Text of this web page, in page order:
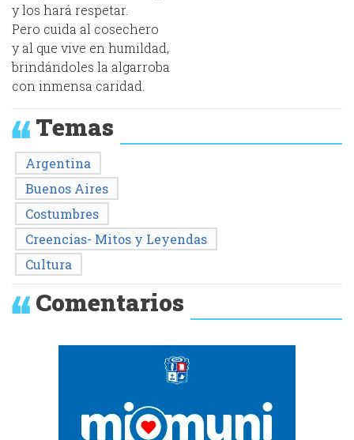
y los hará respetar.
Pero cuida al cosechero
y al que vive en humildad,
brindándoles la algarroba
con inmensa caridad.
Temas
Argentina
Buenos Aires
Costumbres
Creencias- Mitos y Leyendas
Cultura
Comentarios